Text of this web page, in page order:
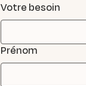
Votre besoin
Prénom